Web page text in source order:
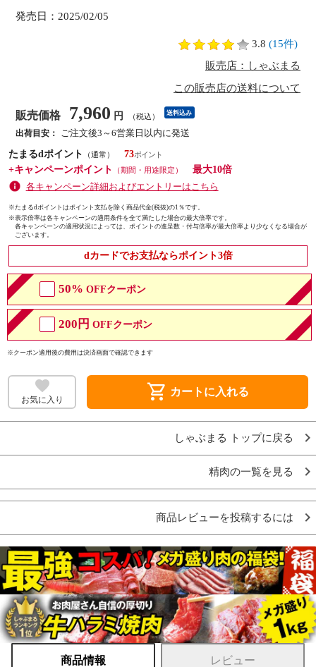
発売日： 2025/02/05
3.8 (15件)
販売店：しゃぶまる
この販売店の送料について
販売価格 7,960 円 （税込） 送料込み
出荷目安：
ご注文後3～6営業日以内に発送
たまるdポイント
（通常）
73
+キャンペーンポイント
（期間・用途限定）
最大10倍
各キャンペーン詳細およびエントリーはこちら
※たまるdポイントはポイント支払を除く商品代金(税抜)の1％です。
※表示倍率は各キャンペーンの適用条件を全て満たした場合の最大倍率です。
各キャンペーンの適用状況によっては、ポイントの進呈数・付与倍率が最大倍率より少なくなる場合が
ございます。
dカードでお支払ならポイント3倍
50% OFFクーポン
200円 OFFクーポン
※クーポン適用後の費用は決済画面で確認できます
お気に入り shopping_cart カートに入れる
しゃぶまる トップに戻る
精肉の一覧を見る
商品レビューを投稿するには
商品情報 レビュー